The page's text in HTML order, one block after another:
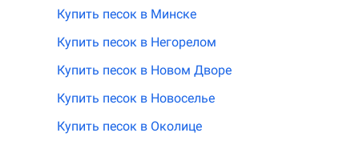
Купить песок в Минске
Купить песок в Негорелом
Купить песок в Новом Дворе
Купить песок в Новоселье
Купить песок в Околице